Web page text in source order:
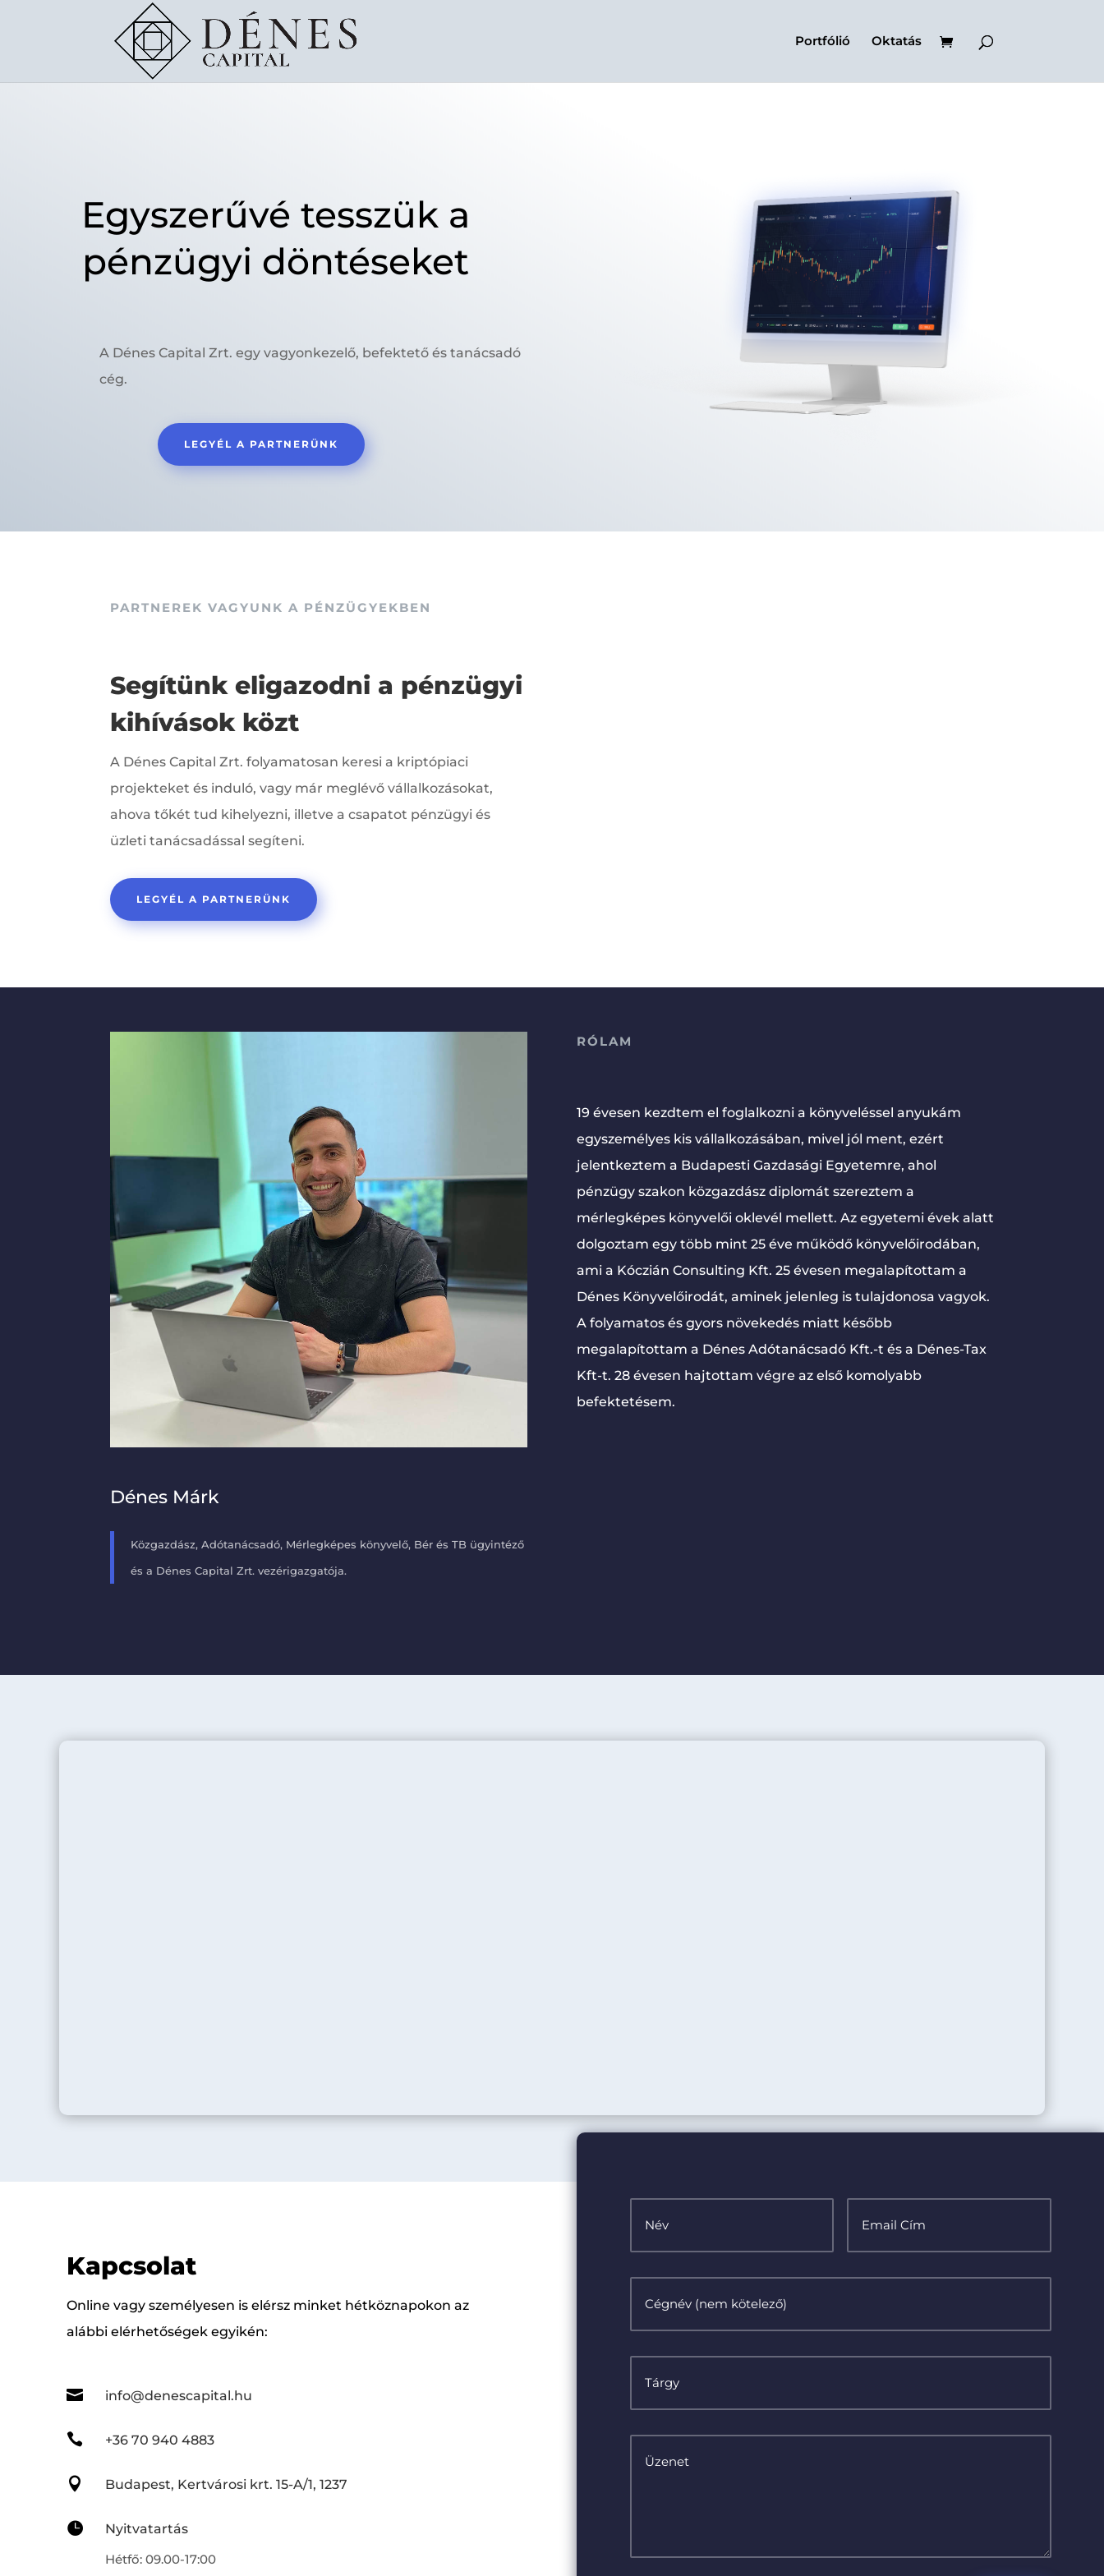
Portfólió Oktatás
Egyszerűvé tesszük a
pénzügyi döntéseket
A Dénes Capital Zrt. egy vagyonkezelő, befektető és tanácsadó
cég.
LEGYÉL A PARTNERÜNK
PARTNEREK VAGYUNK A PÉNZÜGYEKBEN
Segítünk eligazodni a pénzügyi
kihívások közt
A Dénes Capital Zrt. folyamatosan keresi a kriptópiaci
projekteket és induló, vagy már meglévő vállalkozásokat,
ahova tőkét tud kihelyezni, illetve a csapatot pénzügyi és
üzleti tanácsadással segíteni.
LEGYÉL A PARTNERÜNK
Dénes Márk
Közgazdász, Adótanácsadó, Mérlegképes könyvelő, Bér és TB ügyintéző
és a Dénes Capital Zrt. vezérigazgatója.
RÓLAM
19 évesen kezdtem el foglalkozni a könyveléssel anyukám
egyszemélyes kis vállalkozásában, mivel jól ment, ezért
jelentkeztem a Budapesti Gazdasági Egyetemre, ahol
pénzügy szakon közgazdász diplomát szereztem a
mérlegképes könyvelői oklevél mellett. Az egyetemi évek alatt
dolgoztam egy több mint 25 éve működő könyvelőirodában,
ami a Kóczián Consulting Kft. 25 évesen megalapítottam a
Dénes Könyvelőirodát, aminek jelenleg is tulajdonosa vagyok.
A folyamatos és gyors növekedés miatt később
megalapítottam a Dénes Adótanácsadó Kft.-t és a Dénes-Tax
Kft-t. 28 évesen hajtottam végre az első komolyabb
befektetésem.
Kapcsolat
Online vagy személyesen is elérsz minket hétköznapokon az
alábbi elérhetőségek egyikén:
 info@denescapital.hu
 +36 70 940 4883
 Budapest, Kertvárosi krt. 15-A/1, 1237

Nyitvatartás
Hétfő: 09.00-17:00